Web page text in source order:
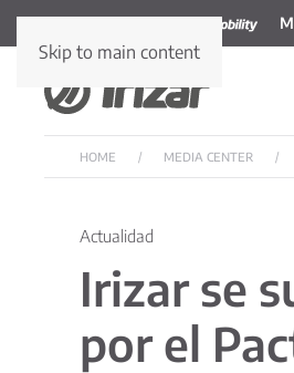
Skip to main content
HOME MEDIA CENTER
Actualidad
Irizar se
por el